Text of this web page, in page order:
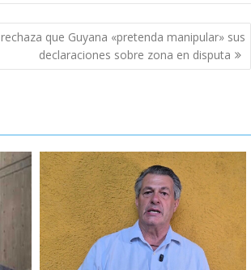
que Guyana «pretenda manipular» sus
declaraciones sobre zona en disputa